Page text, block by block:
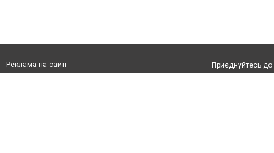
Реклама на сайті
Франшиза "CitySites"
Приєднуйтесь до